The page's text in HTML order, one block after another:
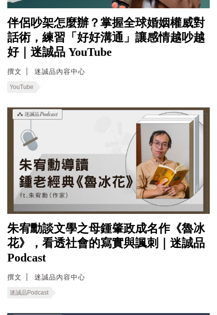
伴侶吵架怎麼辦？掌握全球婚姻權威對
話術，練習「好好溝通」讓感情越吵越
好｜迷誠品 YouTube
撰文 迷誠品內容中心
YouTube
朱宥勳談文學之母鍾肇政成名作《魯冰
花》，看透社會的寫實與諷刺｜迷誠品
Podcast
撰文 迷誠品內容中心
迷誠品Podcast